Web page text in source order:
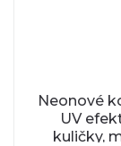
Neonové
UV
kuličky,